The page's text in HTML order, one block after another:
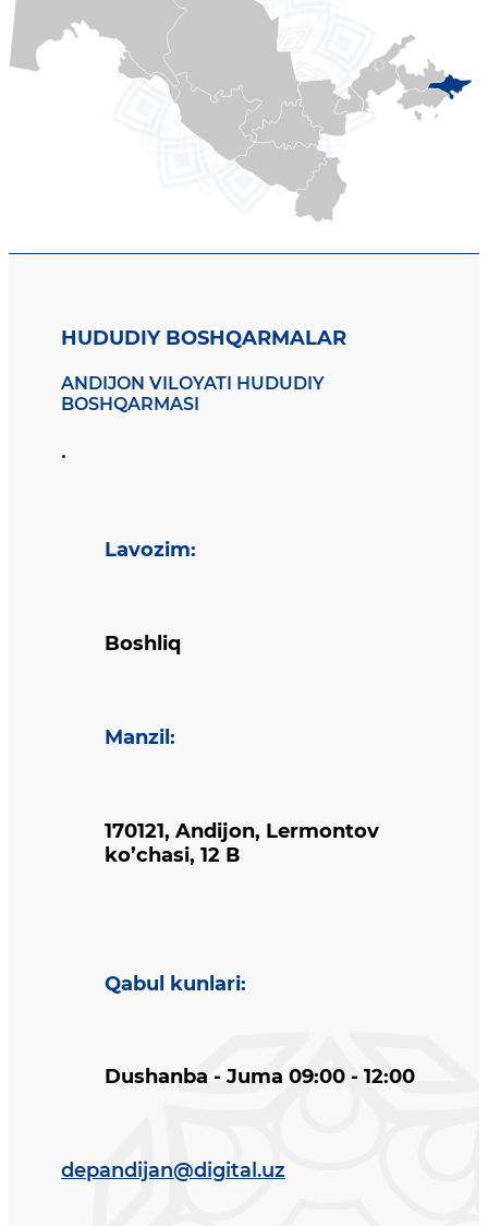
HUDUDIY BOSHQARMALAR
ANDIJON VILOYATI HUDUDIY
BOSHQARMASI
.
Lavozim:
Boshliq
Manzil :
170121, Andijon, Lermontov
ko’chasi, 12 В
Qabul kunlari:
Dushanba - Juma 09:00 - 12:00
depandijan@digital.uz